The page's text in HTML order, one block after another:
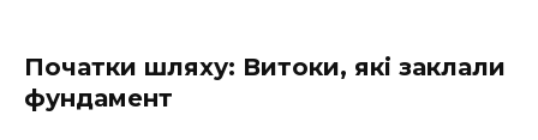
Початки шляху: Витоки, які заклали
фундамент